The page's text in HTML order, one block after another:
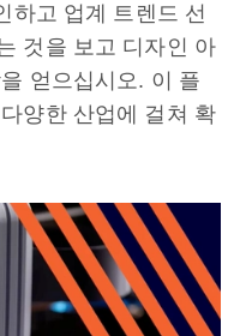
하고 업계 트렌드 선
것을 보고 디자인 아
얻으십시오. 이 플
양한 산업에 걸쳐 확